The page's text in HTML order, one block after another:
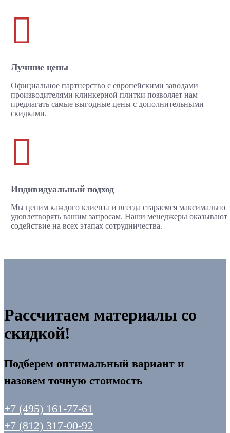

Лучшие цены
Официальное партнерство с европейскими заводами
производителями клинкерной плитки позволяет нам
предлагать самые выгодные цены с дополнительными
скидками.

Индивидуальный подход
Мы ценим каждого клиента и всегда стараемся максимально
удовлетворять вашим запросам. Наши менеджеры оказывают
содействие на всех этапах сотрудничества.
Рассчитаем материалы со
скидкой!
Подберем оптимальный вариант и
назовем точную стоимость
+7 (495) 161-77-61
+7 (812) 317-00-92